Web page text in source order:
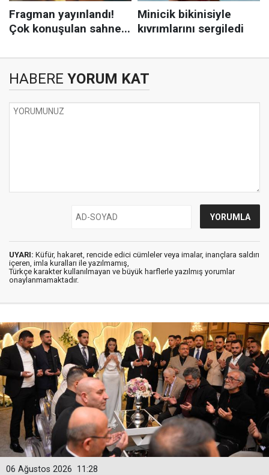
HABERE YORUM KAT
UYARI: Küfür, hakaret, rencide edici cümleler veya imalar, inançlara saldırı
içeren, imla kuralları ile yazılmamış,
Türkçe karakter kullanılmayan ve büyük harflerle yazılmış yorumlar
onaylanmamaktadır.
11:28
06 Ağustos 2026